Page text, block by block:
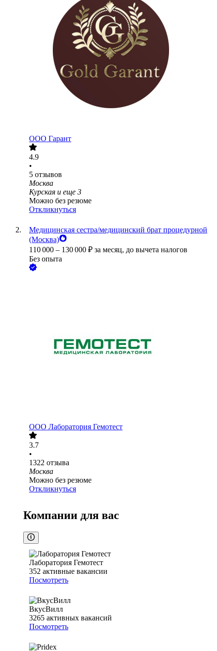
ООО Гарант
4.9
•
5 отзывов
Москва
Курская и еще 3
Можно без резюме
Откликнуться
Медицинская сестра/медицинский брат процедурной
(Москва)
110 000 – 130 000 ₽ за месяц, до вычета налогов
Без опыта
ООО Лаборатория Гемотест
3.7
•
1322 отзыва
Москва
Можно без резюме
Откликнуться
Компании для вас
Лаборатория Гемотест
352 активные вакансии
Посмотреть
ВкусВилл
3265 активных вакансий
Посмотреть